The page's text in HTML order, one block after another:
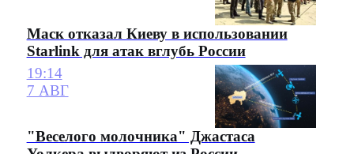
Маск отказал Киеву в использовании
Starlink для атак вглубь России
19:14
7 АВГ
"Веселого молочника" Джастаса